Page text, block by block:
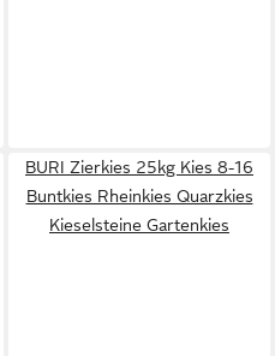
BURI Zierkies 25kg Kies 8-16
Buntkies Rheinkies Quarzkies
Kieselsteine Gartenkies